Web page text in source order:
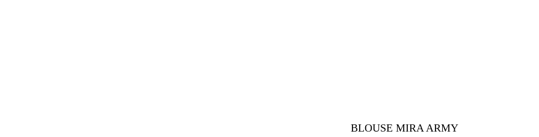
BLOUSE MIRA ARMY